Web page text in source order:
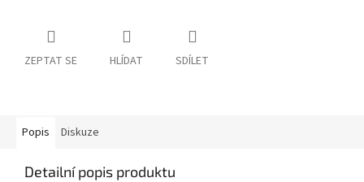
ZEPTAT SE HLÍDAT SDÍLET
Popis Diskuze
Detailní popis produktu